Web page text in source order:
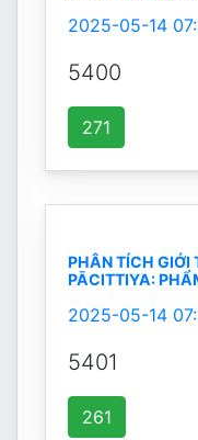
2025-05-14
5400
271
PHÂN TÍCH GIỚI
PĀCITTIYA:
2025-05-14
5401
261